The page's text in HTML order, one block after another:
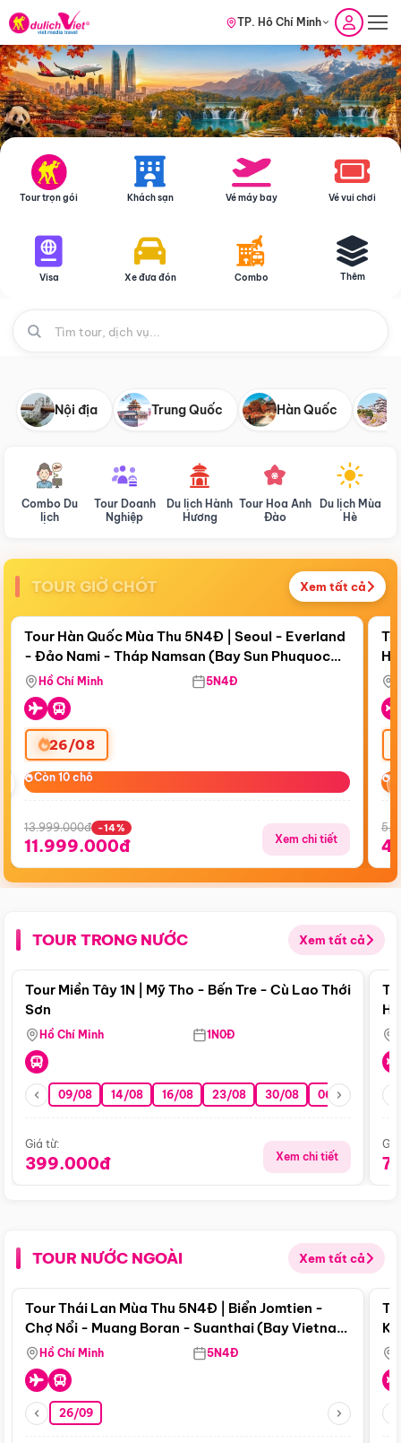
TP. Hồ Chí Minh
Tour trọn gói Khách sạn Vé máy bay Vé vui chơi
Visa Xe đưa đón Combo Thêm
Nội địa Trung Quốc Hàn Quốc
Combo Du
lịch
Tour Doanh
Nghiệp
Du lịch Hành
Hương
Tour Hoa Anh
Đào
Du lịch Mùa
Hè
TOUR GIỜ CHÓT Xem tất cả
Còn18 ngày 17:18:15
Bay Sun Phuquoc Airways
Điểm nổi bật
Tour Hàn Quốc Mùa Thu 5N4Đ | Seoul - Everland
- Đảo Nami - Tháp Namsan (Bay Sun Phuquoc
Airways)
Hồ Chí Minh 5N4Đ
26/08
Còn 10 chỗ
Còn 10 chỗ
13.999.000đ -14%
11.999.000đ Xem chi tiết
TOUR TRONG NƯỚC Xem tất cả
Điểm nổi bật
Tour Miền Tây 1N | Mỹ Tho - Bến Tre - Cù Lao Thới
Sơn
Hồ Chí Minh 1N0Đ
09/08 14/08 16/08 23/08 30/08 06/09 13/09
Giá từ:
399.000đ Xem chi tiết
TOUR NƯỚC NGOÀI Xem tất cả
Điểm nổi bật
Tour Thái Lan Mùa Thu 5N4Đ | Biển Jomtien -
Chợ Nổi - Muang Boran - Suanthai (Bay Vietnam
Airlines)
Hồ Chí Minh 5N4Đ
26/09